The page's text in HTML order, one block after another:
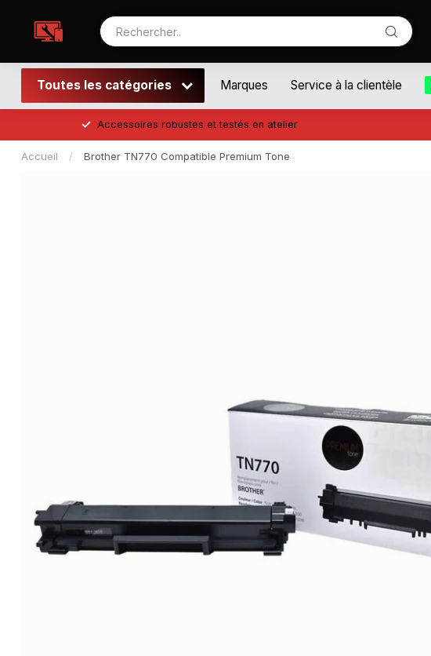
Toutes les catégories Marques Service à la clientèle
Accessoires robustes et testés en atelier
Accueil / Brother TN770 Compatible Premium Tone